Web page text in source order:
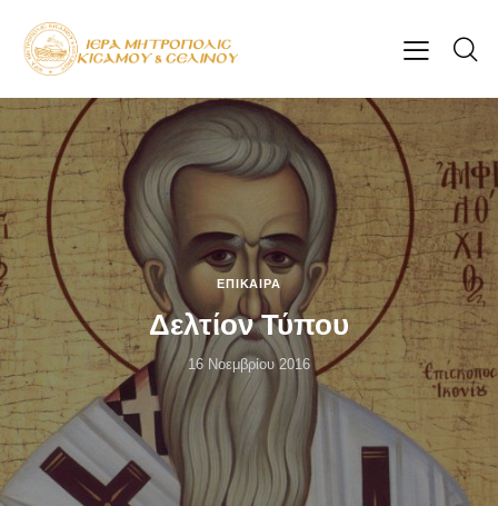
ΕΠΊΚΑΙΡΑ
Δελτίον Τύπου
16 Νοεμβρίου 2016